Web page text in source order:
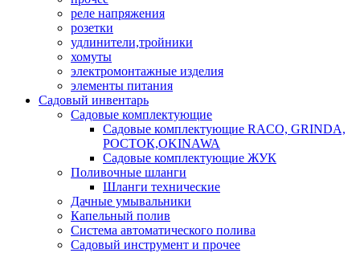
реле напряжения
розетки
удлинители,тройники
хомуты
электромонтажные изделия
элементы питания
Садовый инвентарь
Садовые комплектующие
Садовые комплектующие RACO, GRINDA,
РОСТОК,OKINAWA
Садовые комплектующие ЖУК
Поливочные шланги
Шланги технические
Дачные умывальники
Капельный полив
Система автоматического полива
Садовый инструмент и прочее